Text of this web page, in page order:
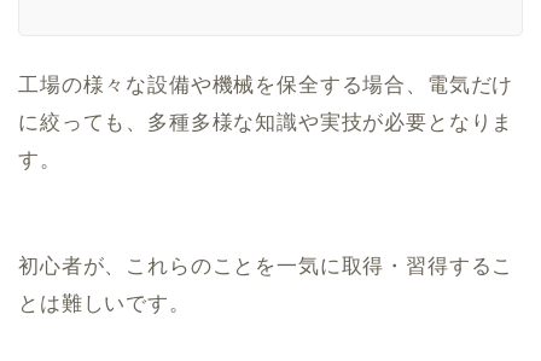
工場の様々な設備や機械を保全する場合、電気だけ
に絞っても、多種多様な知識や実技が必要となりま
す。
初心者が、これらのことを一気に取得・習得するこ
とは難しいです。